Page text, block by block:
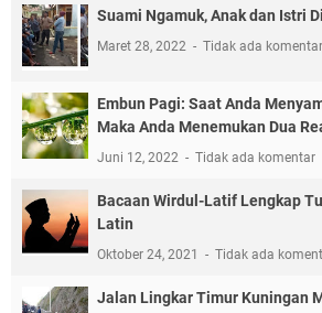
Suami Ngamuk, Anak dan Istri
Maret 28, 2022 Tidak ada komentar
Embun Pagi: Saat Anda
Maka Anda Menemukan Dua
Juni 12, 2022 Tidak ada komentar
Bacaan Wirdul-Latif Lengkap
Latin
Oktober 24, 2021 Tidak ada
Jalan Lingkar Timur Kuningan